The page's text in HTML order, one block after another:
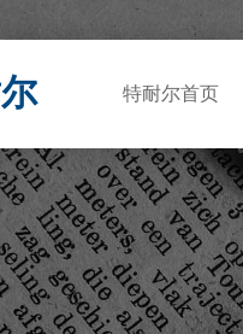
特耐尔首页